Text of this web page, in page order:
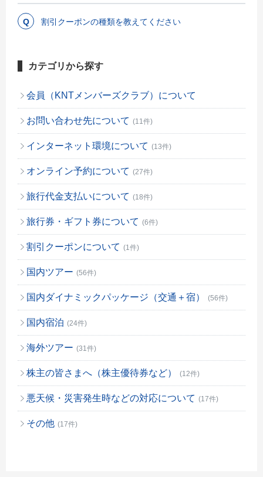
割引クーポンの種類を教えてください
カテゴリから探す
会員（KNTメンバーズクラブ）について
お問い合わせ先について (11件)
インターネット環境について (13件)
オンライン予約について (27件)
旅行代金支払いについて (18件)
旅行券・ギフト券について (6件)
割引クーポンについて (1件)
国内ツアー (56件)
国内ダイナミックパッケージ（交通＋宿） (56件)
国内宿泊 (24件)
海外ツアー (31件)
株主の皆さまへ（株主優待券など） (12件)
悪天候・災害発生時などの対応について (17件)
その他 (17件)